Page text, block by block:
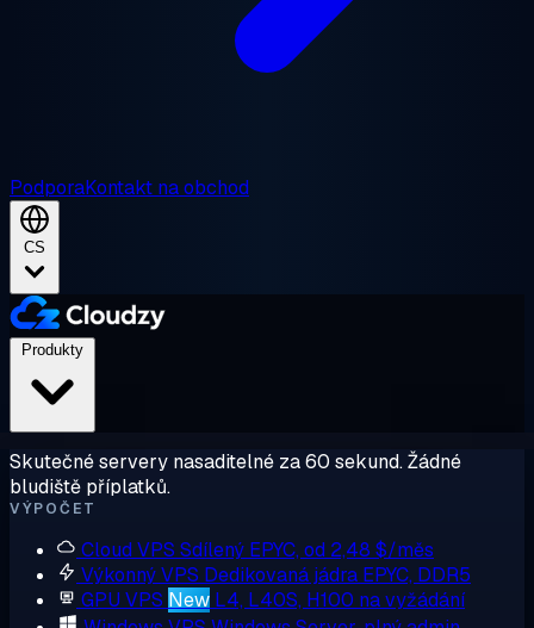
PodporaKontakt na obchod
CS
Skutečné servery nasaditelné za 60 sekund. Žádné
bludiště příplatků.
VÝPOČET
Cloud VPS Sdílený EPYC, od 2,48 $/měs
Výkonný VPS Dedikovaná jádra EPYC, DDR5
GPU VPS New L4, L40S, H100 na vyžádání